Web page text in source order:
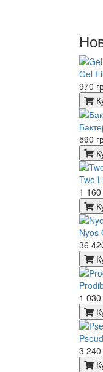
Gel
970
590
Two
1 160
Nyos
36
1 030
3 240